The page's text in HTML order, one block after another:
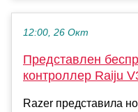
12:00, 26 Окт
Представлен
контроллер Raiju
Razer представила